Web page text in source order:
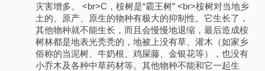
灾害增多。 <br>C，桉树是“霸王树” <br>桉树对当地乡
土的、原产、原生的物种有极大的抑制性。它生长了，
其他物种就不能生长，而且会慢慢地退缩，最后造成桉
树林都是地表光秃秃的，地被上没有草、灌木（如家乡
俗称的当泥树、牛奶根、鸡屎藤、金银花等），也没有
小乔木及各种中草药材等。其他物种不能和它一起生